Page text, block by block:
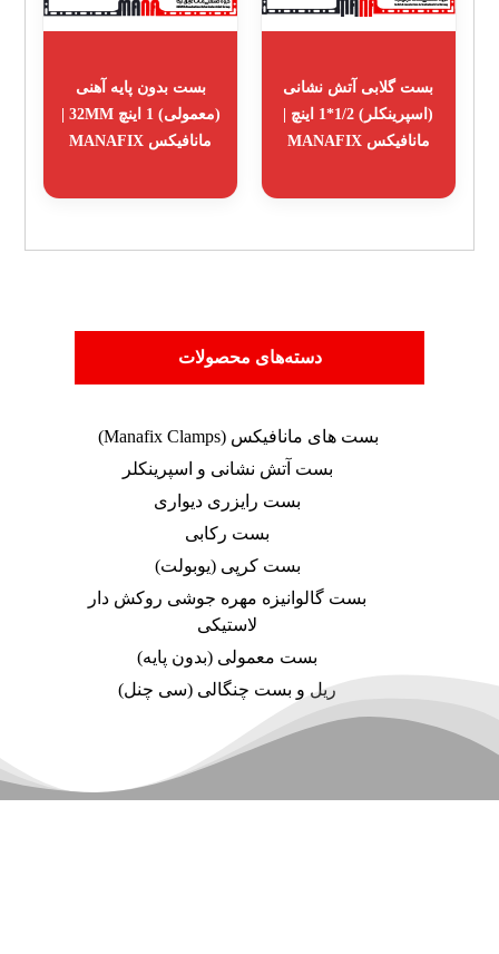
بست گلابی آتش نشانی
(اسپرینکلر) 1/2*1 اینچ |
مانافیکس MANAFIX
بست بدون پایه آهنی
مانافیکس MANAFIX
دسته‌های محصولات
بست های مانافیکس (Manafix Clamps)
بست آتش نشانی و اسپرینکلر
بست رایزری دیواری
بست رکابی
بست کرپی (یوبولت)
بست گالوانیزه مهره جوشی روکش دار
لاستیکی
بست معمولی (بدون پایه)
ریل و بست چنگالی (سی چنل)